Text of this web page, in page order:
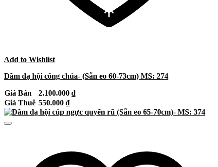
Add to Wishlist
Đầm dạ hội công chúa- (Sẵn eo 60-73cm) MS: 274
Giá Bán 2.100.000 ₫
Giá Thuê 550.000 ₫